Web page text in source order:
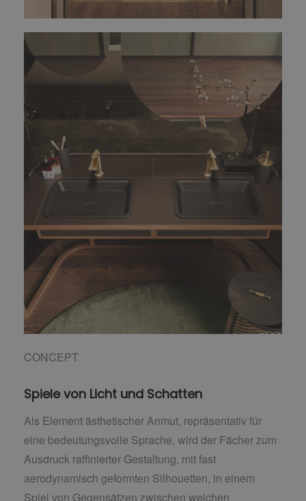
CONCEPT
Spiele von Licht und Schatten
Als Element ästhetischer Anmut, repräsentativ für
eine bedeutungsvolle Sprache, wird der Fächer zum
Ausdruck raffinierter Gestaltung, mit fast
aerodynamisch geformten Silhouetten, in einem
Spiel von Gegensätzen zwischen weichen